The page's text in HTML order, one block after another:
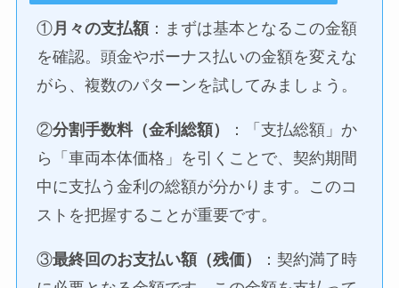
①月々の支払額 ：まずは基本となるこの金額
を確認。頭金やボーナス払いの金額を変えな
がら、複数のパターンを試してみましょう。
②分割手数料（金利総額）
：「支払総額」か
ら「車両本体価格」を引くことで、契約期間
中に支払う金利の総額が分かります。このコ
ストを把握することが重要です。
③最終回のお支払い額（残価）
：契約満了時